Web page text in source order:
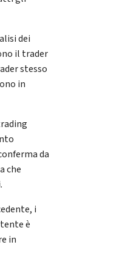
dei
il trader
stesso
in
da
che
i
è
in